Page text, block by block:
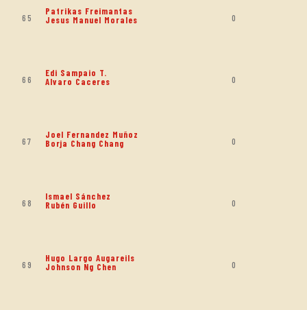
65
Patrikas Freimantas
Jesus Manuel Morales
0
66
Edi Sampaio T.
Alvaro Caceres
0
67
Joel Fernandez Muñoz
Borja Chang Chang
0
68
Ismael Sánchez
Rubén Guillo
0
69
Hugo Largo Augareils
Johnson Ng Chen
0